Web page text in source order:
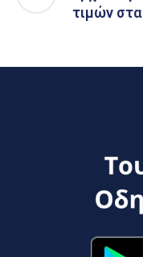
τιμών στα